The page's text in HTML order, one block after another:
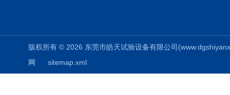
版权所有 © 2026 东莞市皓天试验设备有限公司
网
sitemap.xml